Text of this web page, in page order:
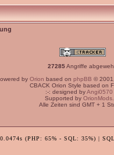
27285Angriffe
by Orion based on phpBB ©
CBACK Orion Style based on
:-: designed byAngi0570
Supported by
Alle Zeiten sind GMT + 1
(PHP: 65% - SQL: 35%) |